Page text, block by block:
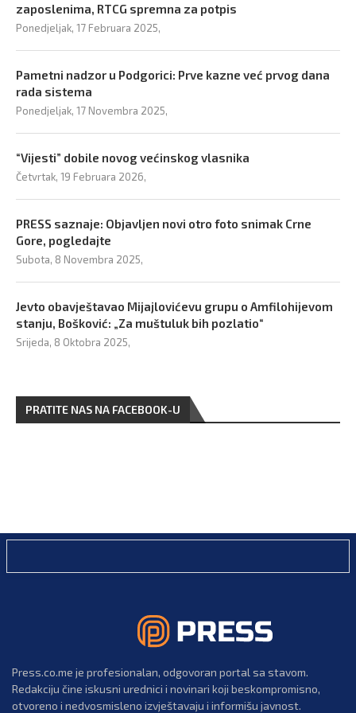
zaposlenima, RTCG spremna za potpis
Ponedjeljak, 17 Februara 2025,
Pametni nadzor u Podgorici: Prve kazne već prvog dana
rada sistema
Ponedjeljak, 17 Novembra 2025,
“Vijesti” dobile novog većinskog vlasnika
Četvrtak, 19 Februara 2026,
PRESS saznaje: Objavljen novi otro foto snimak Crne
Gore, pogledajte
Subota, 8 Novembra 2025,
Jevto obavještavao Mijajlovićevu grupu o Amfilohijevom
stanju, Bošković: „Za muštuluk bih pozlatio“
Srijeda, 8 Oktobra 2025,
PRATITE NAS NA FACEBOOK-U
Press.co.me je profesionalan, odgovoran portal sa stavom.
Redakciju čine iskusni urednici i novinari koji beskompromisno,
otvoreno i nedvosmisleno izvještavaju i informišu javnost.